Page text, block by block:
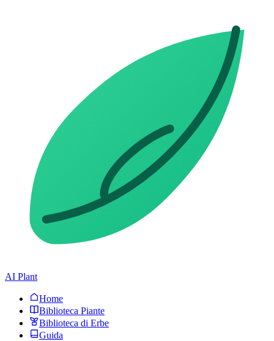
AI Plant
Home
Biblioteca Piante
Biblioteca di Erbe
Guida